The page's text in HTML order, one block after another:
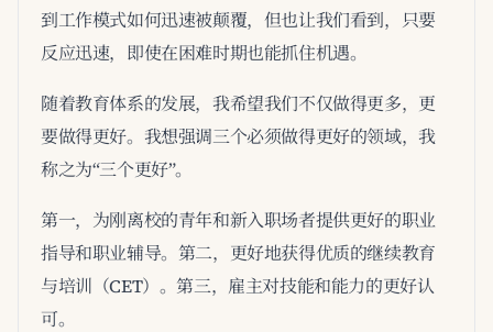
到工作模式如何迅速被颠覆，但也让我们看到，只要
反应迅速，即使在困难时期也能抓住机遇。
随着教育体系的发展，我希望我们不仅做得更多，更
要做得更好。我想强调三个必须做得更好的领域，我
称之为“三个更好”。
第一，为刚离校的青年和新入职场者提供更好的职业
指导和职业辅导。第二，更好地获得优质的继续教育
与培训（CET）。第三，雇主对技能和能力的更好认
可。